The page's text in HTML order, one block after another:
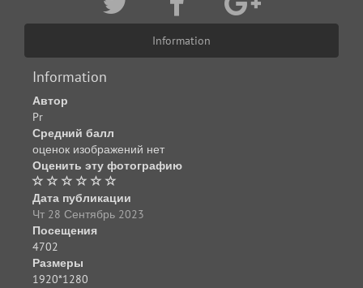
Information
Information
Автор
Pr
Средний балл
оценок изображений нет
Оценить эту фотографию
Дата публикации
Чт 28 Сентябрь 2023
Посещения
4702
Размеры
1920*1280